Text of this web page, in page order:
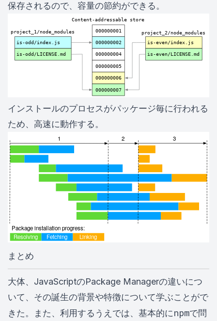
保存されるので、容量の節約ができる。
インストールのプロセスがパッケージ毎に行われる
ため、高速に動作する。
まとめ
大体、JavaScriptのPackage Managerの違いにつ
いて、その誕生の背景や特徴について学ぶことがで
きた。また、利用するうえでは、基本的にnpmで問